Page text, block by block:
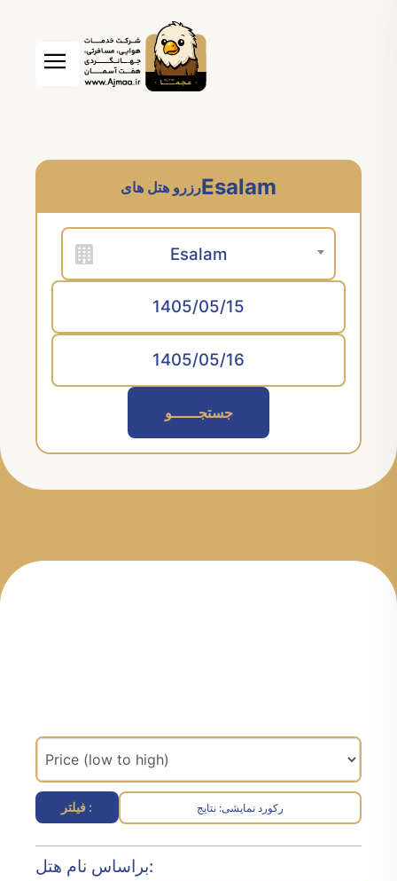
Esalamرزرو هتل های
Esalam
جستجــــــو
فیلتر : نتایج :رکورد نمایشی
براساس نام هتل: